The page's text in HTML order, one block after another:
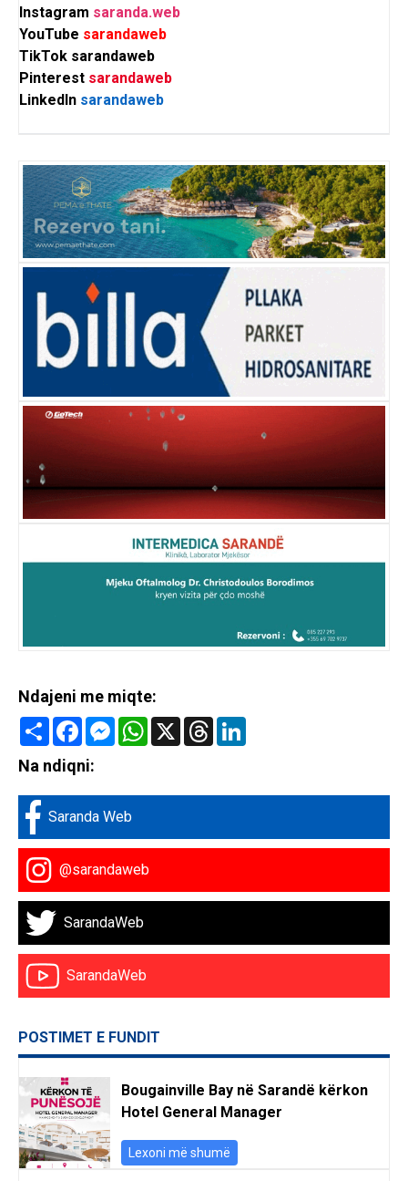
Instagram saranda.web
YouTube sarandaweb
TikTok sarandaweb
Pinterest sarandaweb
LinkedIn sarandaweb
Ndajeni me miqte:
Share FacebookMessenger
WhatsApp
X Threads
Na ndiqni:
Saranda Web
@sarandaweb
SarandaWeb
SarandaWeb
POSTIMET E FUNDIT
Bougainville Bay në Sarandë kërkon
Hotel General Manager
Lexoni më shumë